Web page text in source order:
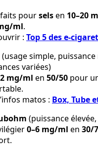
pourselsen 10–20
ml.
: Top 5 des e-
(usage simple,
variées)
mg/ml en 50/50 pour
matos : Box, Tube
(puissance élevée,
0–6 mg/ml en 30/